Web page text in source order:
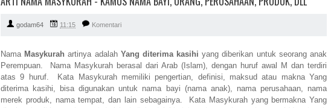
godam64 11:15 Komentari
Nama Masykurah artinya adalah Yang diterima kasihi yang diberikan untuk seorang anak
Perempuan. Nama Masykurah berasal dari Arab (Islam), dengan huruf awal M dan terdiri
atas 9 huruf. Kata Masykurah memiliki pengertian, definisi, maksud atau makna Yang
diterima kasihi, bisa digunakan untuk nama bayi (nama anak), nama perusahaan, nama
merek produk, nama tempat, dan lain sebagainya. Kata Masykurah yang bermakna Yang